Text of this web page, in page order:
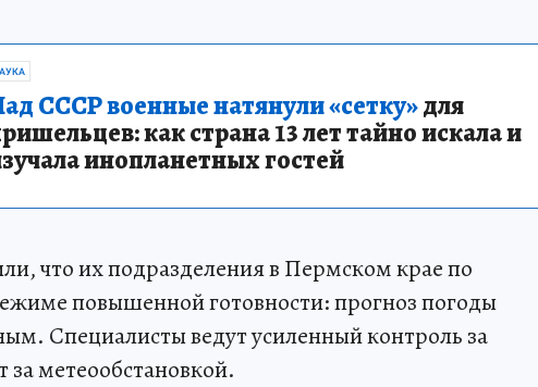
СССР военные натянули «сетку»для
как страна 13 лет тайно искала и
инопланетных гостей
что их подразделения в Пермском крае по
повышенной готовности: прогноз погоды
Специалисты ведут усиленный контроль за
метеообстановкой.